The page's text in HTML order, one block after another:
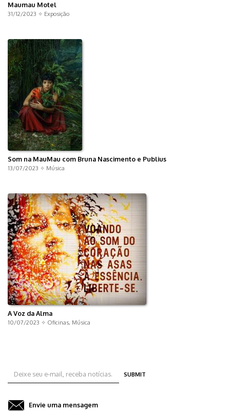
Maumau Motel
31/12/2023 ✧ Exposição
Som na MauMau com Bruna Nascimento e Publius
13/07/2023 ✧ Música
A Voz da Alma
10/07/2023 ✧ Oficinas, Música
SUBMIT
Envie uma mensagem